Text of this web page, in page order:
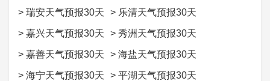
> 瑞安天气预报30天 > 乐清天气预报30天
> 嘉兴天气预报30天 > 秀洲天气预报30天
> 嘉善天气预报30天 > 海盐天气预报30天
> 海宁天气预报30天 > 平湖天气预报30天